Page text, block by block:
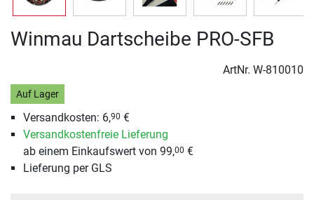
Winmau Dartscheibe PRO-SFB
ArtNr. W-810010
Auf Lager
Versandkosten: 6,90 €
Versandkostenfreie Lieferung
ab einem Einkaufswert von 99,00 €
Lieferung per GLS